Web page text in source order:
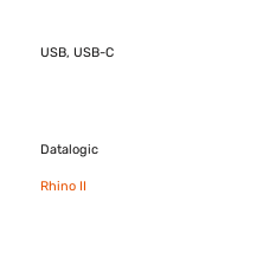
USB, USB-C
Datalogic
Rhino II